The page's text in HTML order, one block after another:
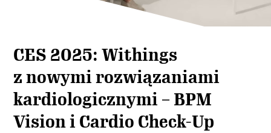
CES 2025: Withings
z nowymi rozwiązaniami
kardiologicznymi – BPM
Vision i Cardio Check-Up